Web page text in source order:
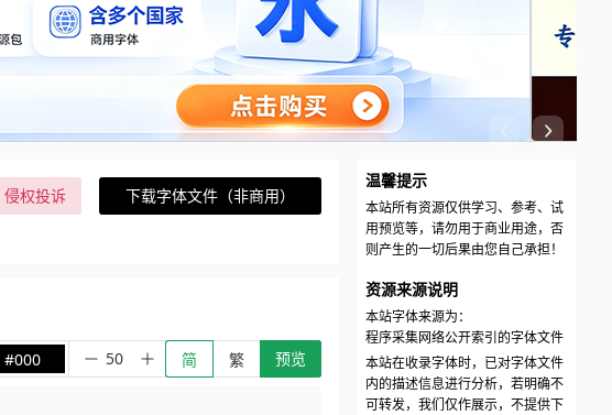
侵权投诉
下载字体文件（非商用）
#000 简 繁 预览
温馨提示
本站所有资源仅供学习、参考、试
用预览等，请勿用于商业用途，否
则产生的一切后果由您自己承担！
资源来源说明
本站字体来源为：
程序采集网络公开索引的字体文件
本站在收录字体时，已对字体文件
内的描述信息进行分析，若明确不
可转发，我们仅作展示，不提供下